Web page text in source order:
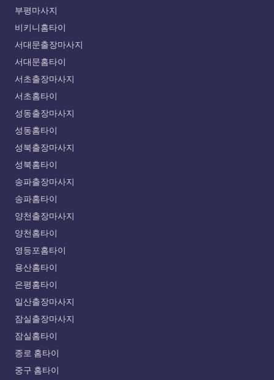
부평마사지
비키니홈타이
서대문출장마사지
서대문홈타이
서초출장마사지
서초홈타이
성동출장마사지
성동홈타이
성북출장마사지
성북홈타이
송파출장마사지
송파홈타이
양천출장마사지
양천홈타이
영등포홈타이
용산홈타이
은평홈타이
일산출장마사지
잠실출장마사지
잠실홈타이
종로 홈타이
중구 홈타이